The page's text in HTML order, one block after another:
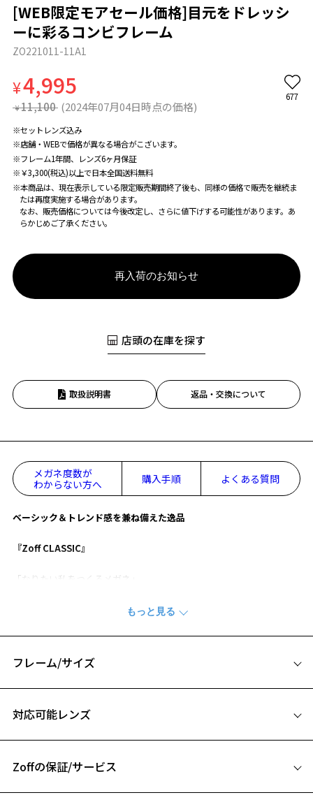
[WEB限定モアセール価格]目元をドレッシ
ーに彩るコンビフレーム
ZO221011-11A1
¥4,995
¥ 11,100 (2024年07月04日時点の価格)
677
※セットレンズ込み
※店舗・WEBで価格が異なる場合がこざいます。
※フレーム1年間、レンズ6ヶ月保証
※￥3,300(税込)以上で日本全国送料無料
※本商品は、現在表示している限定販売期間終了後も、同様の価格で販売を継続ま
たは再度実施する場合があります。
なお、販売価格については今後改定し、さらに値下げする可能性があります。あ
らかじめご了承ください。
再入荷のお知らせ
店頭の在庫を探す
取扱説明書 返品・交換について
メガネ度数が
わからない方へ
購入手順 よくある質問
ベーシック＆トレンド感を兼ね備えた逸品
『Zoff CLASSIC』
「なりたい私をつくるメガネ」
カジュアルスな印象になりやすいプラスチックのフレームにメタルの
テンプルを組み合わせることで、印象をグッと引き締めます。
正面から見えるメタルパーツがアクセントをプラスし、目元をドレッ
シーに彩ります。
ム3色の4色展開。
あるライトグレー、こなれ感のあるパープルの4色展開です。
フレーム/サイズ
B ブリッジ(鼻部分)の横幅：21mm
対応可能レンズ
フレームとレンズの合計料金を知りたい方へ
Zoffの保証/サービス